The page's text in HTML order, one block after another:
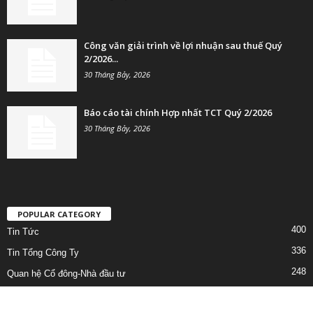
Công văn giải trình về lợi nhuận sau thuế Quý
2/2026...
30 Tháng Bảy, 2026
Báo cáo tài chính Hợp nhất TCT Quý 2/2026
30 Tháng Bảy, 2026
POPULAR CATEGORY
Tin Tức
400
Tin Tổng Công Ty 336
Quan hệ Cổ đông-Nhà đầu tư 248